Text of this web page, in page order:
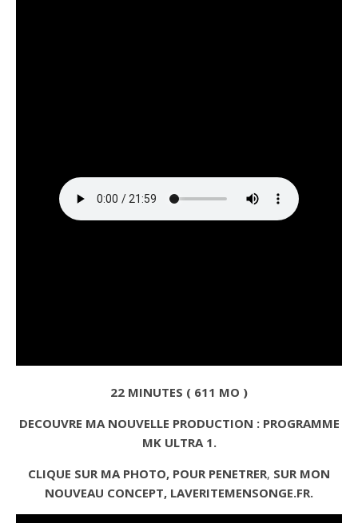
22 MINUTES ( 611 MO )
DECOUVRE MA NOUVELLE PRODUCTION : PROGRAMME
MK ULTRA 1.
CLIQUE SUR MA PHOTO, POUR PENETRER, SUR MON
NOUVEAU CONCEPT, LAVERITEMENSONGE.FR.